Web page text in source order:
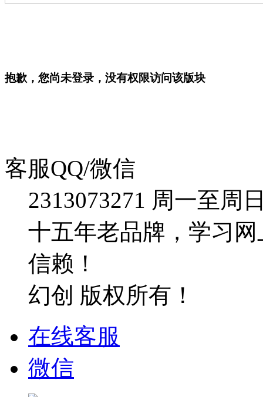
抱歉，您尚未登录，没有权限访问该版块
客服QQ/微信
2313073271 周一至周
十五年老品牌，学习
信赖！
幻创 版权所有！
在线客服
微信